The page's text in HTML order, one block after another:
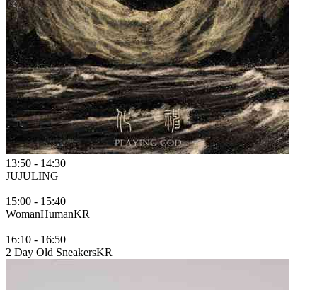
13:50 - 14:30
JUJULING
15:00 - 15:40
WomanHumanKR
16:10 - 16:50
2 Day Old SneakersKR